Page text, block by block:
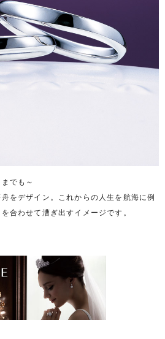
でも～
をデザイン。これからの人生を航海に例
合わせて漕ぎ出すイメージです。